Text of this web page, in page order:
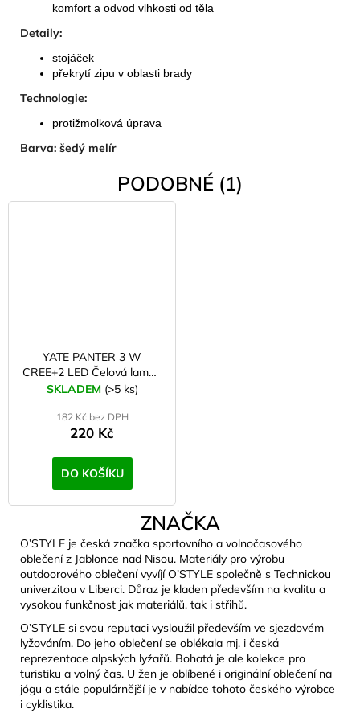
komfort a odvod vlhkosti od těla
Detaily:
stojáček
překrytí zipu v oblasti brady
Technologie:
protižmolková úprava
Barva: šedý melír
PODOBNÉ (1)
YATE PANTER 3 W
CREE+2 LED Čelová lampa
černá
SKLADEM (>5 ks)
182 Kč bez DPH
220 Kč
DO KOŠÍKU
ZNAČKA
O’STYLE je česká značka sportovního a volnočasového
oblečení z Jablonce nad Nisou. Materiály pro výrobu
outdoorového oblečení vyvíjí O’STYLE společně s Technickou
univerzitou v Liberci. Důraz je kladen především na kvalitu a
vysokou funkčnost jak materiálů, tak i střihů.
O’STYLE si svou reputaci vysloužil především ve sjezdovém
lyžováním. Do jeho oblečení se oblékala mj. i česká
reprezentace alpských lyžařů. Bohatá je ale kolekce pro
turistiku a volný čas. U žen je oblíbené i originální oblečení na
jógu a stále populárnější je v nabídce tohoto českého výrobce
i cyklistika.